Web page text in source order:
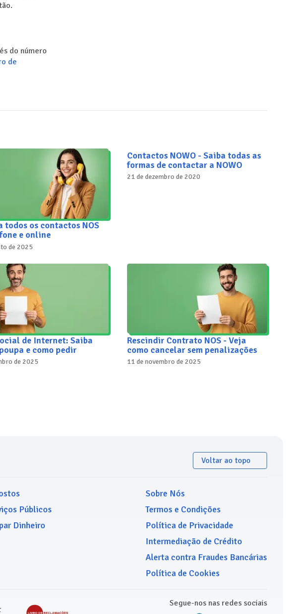
do número
de
todos os contactos NOS
e online
de 2025
Contactos NOWO - Saiba todas as
formas de contactar a NOWO
21 de dezembro de 2020
de Internet: Saiba
e como pedir
de 2025
Rescindir Contrato NOS - Veja
como cancelar sem penalizações
11 de novembro de 2025
Voltar ao topo
Públicos
Dinheiro
Sobre Nós
Termos e Condições
Política de Privacidade
Intermediação de Crédito
Alerta contra Fraudes Bancárias
Política de Cookies
Segue-nos nas redes sociais